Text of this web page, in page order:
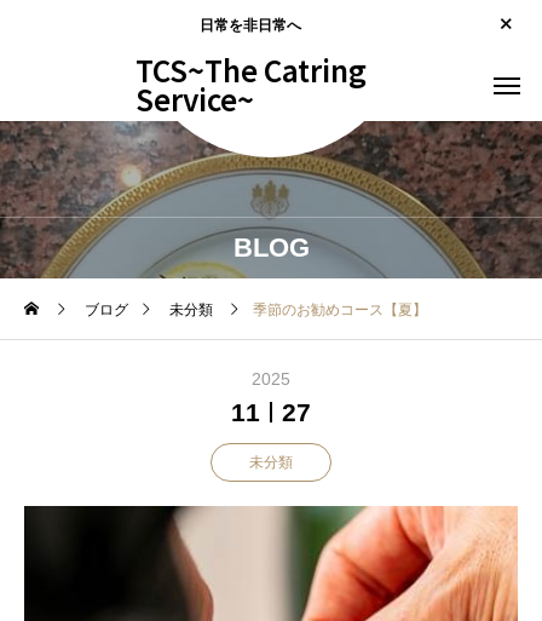
日常を非日常へ
TCS~The Catring
Service~
BLOG
ブログ 未分類 季節のお勧めコース【夏】
2025
11 27
未分類